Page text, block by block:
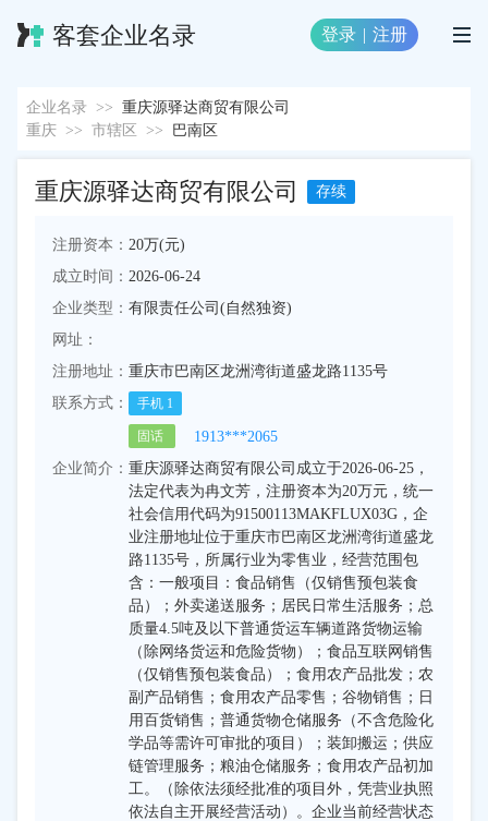
客套企业名录 登录 | 注册
企业名录 >> 重庆源驿达商贸有限公司
重庆 >> 市辖区 >> 巴南区
重庆源驿达商贸有限公司 存续
注册资本： 20万(元)
成立时间： 2026-06-24
企业类型： 有限责任公司(自然独资)
网址：
注册地址： 重庆市巴南区龙洲湾街道盛龙路1135号
联系方式：
手机 1
固话
1913***2065
企业简介： 重庆源驿达商贸有限公司成立于2026-06-25，
法定代表为冉文芳，注册资本为20万元，统一
社会信用代码为91500113MAKFLUX03G，企
业注册地址位于重庆市巴南区龙洲湾街道盛龙
路1135号，所属行业为零售业，经营范围包
含：一般项目：食品销售（仅销售预包装食
品）；外卖递送服务；居民日常生活服务；总
质量4.5吨及以下普通货运车辆道路货物运输
（除网络货运和危险货物）；食品互联网销售
（仅销售预包装食品）；食用农产品批发；农
副产品销售；食用农产品零售；谷物销售；日
用百货销售；普通货物仓储服务（不含危险化
学品等需许可审批的项目）；装卸搬运；供应
链管理服务；粮油仓储服务；食用农产品初加
工。（除依法须经批准的项目外，凭营业执照
依法自主开展经营活动）。企业当前经营状态